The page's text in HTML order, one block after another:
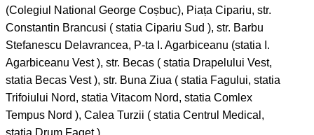
(Colegiul National George Coșbuc), Piața Cipariu, str.
Constantin Brancusi ( statia Cipariu Sud ), str. Barbu
Stefanescu Delavrancea, P-ta I. Agarbiceanu (statia I.
Agarbiceanu Vest ), str. Becas ( statia Drapelului Vest,
statia Becas Vest ), str. Buna Ziua ( statia Fagului, statia
Trifoiului Nord, statia Vitacom Nord, statia Comlex
Tempus Nord ), Calea Turzii ( statia Centrul Medical,